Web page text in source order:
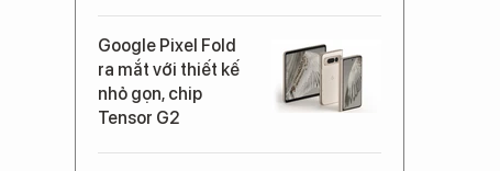
Google Pixel Fold
ra mắt với thiết kế
nhỏ gọn, chip
Tensor G2